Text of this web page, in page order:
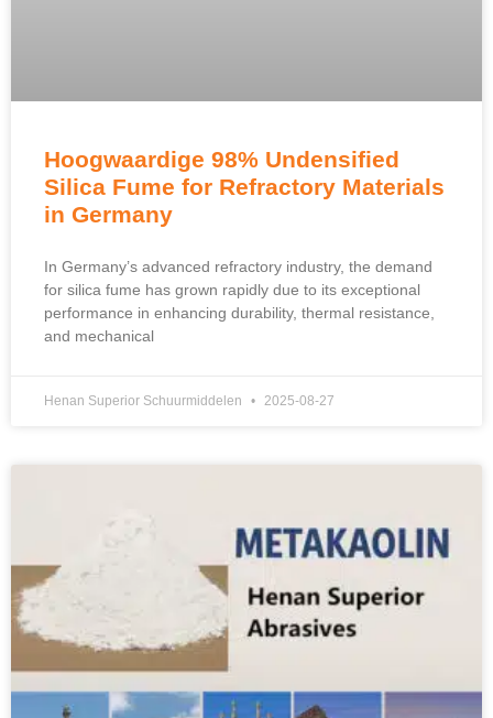
Hoogwaardige 98% Undensified
Silica Fume for Refractory Materials
in Germany
In Germany’s advanced refractory industry, the demand
for silica fume has grown rapidly due to its exceptional
performance in enhancing durability, thermal resistance
and mechanical
Henan Superior Schuurmiddelen 2025-08-27